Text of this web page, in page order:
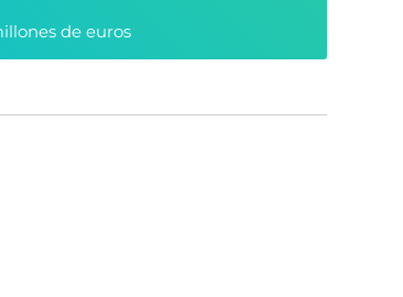
de euros